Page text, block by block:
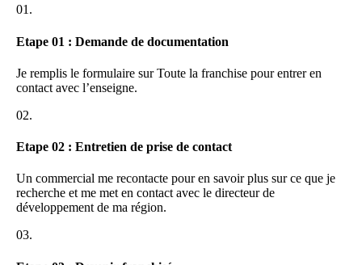
01.
Etape 01 : Demande de documentation
Je remplis le formulaire sur Toute la franchise pour entrer en
contact avec l’enseigne.
02.
Etape 02 : Entretien de prise de contact
Un commercial me recontacte pour en savoir plus sur ce que je
recherche et me met en contact avec le directeur de
développement de ma région.
03.